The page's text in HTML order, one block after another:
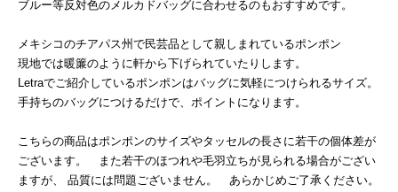
ブルー等反対色のメルカドバッグに合わせるのもおすすめです。
メキシコのチアパス州で民芸品として親しまれているポンポン
現地では暖簾のように軒から下げられていたりします。
Letraでご紹介しているポンポンはバッグに気軽につけられるサイズ。
手持ちのバッグにつけるだけで、ポイントになります。
こちらの商品はポンポンのサイズやタッセルの長さに若干の個体差が
ございます。 また若干のほつれや毛羽立ちが見られる場合がござい
ますが、 品質には問題ございません。 あらかじめご了承ください。